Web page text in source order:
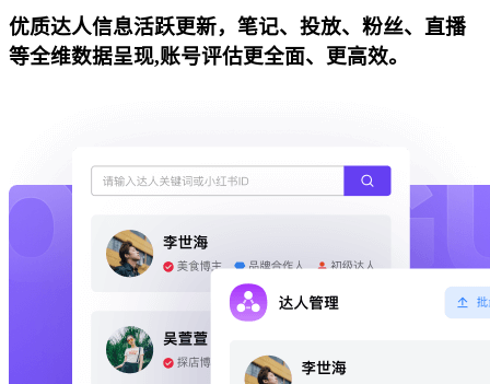
优质达人信息活跃更新，笔记、投放、粉丝、直播
等全维数据呈现,账号评估更全面、更高效。